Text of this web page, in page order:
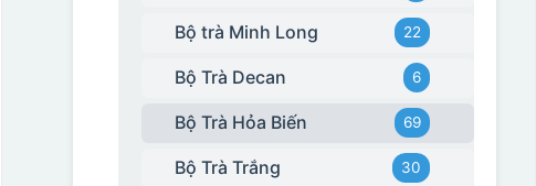
Bộ trà Minh Long 22
Bộ Trà Decan 6
Bộ Trà Hỏa Biến 69
Bộ Trà Trắng 30